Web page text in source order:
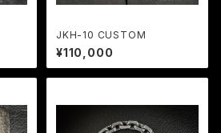
JKH-10 CUSTOM
¥110,000